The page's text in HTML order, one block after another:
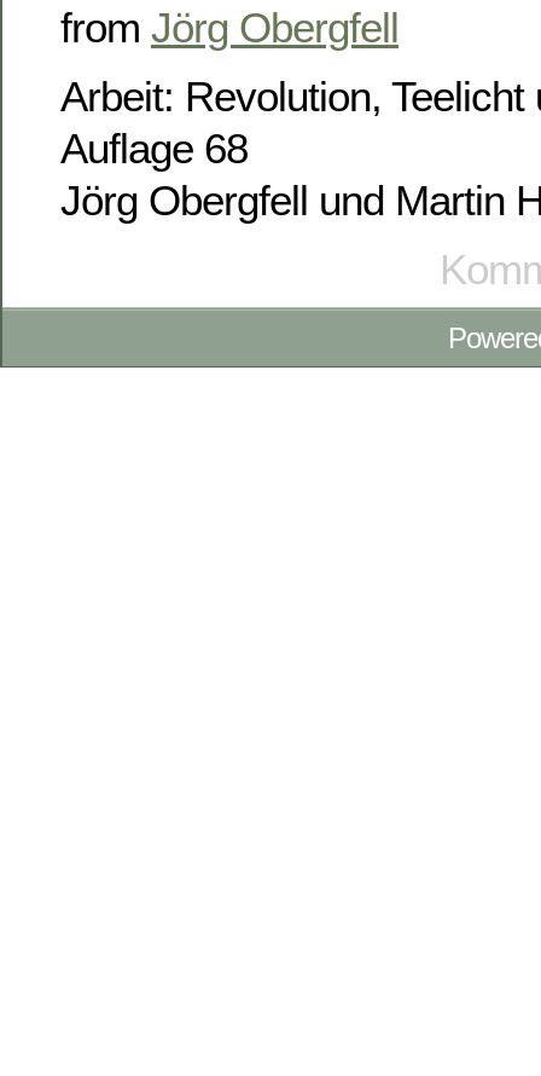
from Jörg Obergfell
Arbeit: Revolution,
Auflage 68
Jörg Obergfell und Martin